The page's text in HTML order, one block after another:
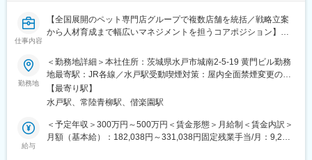
す。
■入社～1カ月目
格取得。なお、資格取得のための費用は当社負担となります。
■1～3か月目
・OJTを受けながら日勤・夜勤両方の介護現場での業務をお任せ
します。
※研修終了後は現場業務は無くなるため日勤のみ
■3～6か月目
・マネージャー業務を学んでいただきます。ピープルマネジメン
仕事内容
【全国展開のペット専門店グループで複数店舗を統括／戦略立案
から人材育成まで幅広いマネジメントを担うコアポジション】
■業務概要：
当社は全国に直営・FC店舗を展開するペット専門店グループで
す。エリアマネージャーとして、複数店舗の売上や利益、KPIの数
値管理、販売戦略の立案・実行、人材育成、新店舗立ち上げ支援
等を担い、複数エリアを統括する実質的な副部長ポジションを目
指していただきます。部長とエリアマネージャーの中間に立ち、
現場と経営の双方をつなぐ重要な役割です。
勤務地
＜勤務地詳細＞本社住所：茨城県水戸市城南2-5-19 黄門ビル勤務
地最寄駅：JR各線／水戸駅受動喫煙対策：屋内全面禁煙変更の範
囲：会社の定める事業所
【最寄り駅】
水戸駅、常陸青柳駅、偕楽園駅
給与
＜予定年収＞300万円～500万円＜賃金形態＞月給制＜賃金内訳＞
月額（基本給）：182,038円～331,038円固定残業手当/月：9,227